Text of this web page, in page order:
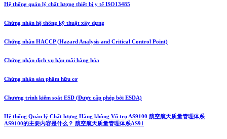
Hệ thống quản lý chất lượng thiết bị y tế ISO13485
Chứng nhận hệ thống kỹ thuật xây dựng
Chứng nhận HACCP (Hazard Analysis and Critical Control Point)
Chứng nhận dịch vụ hậu mãi hàng hóa
Chứng nhận sản phẩm hữu cơ
Chương trình kiểm soát ESD (Được cấp phép bởi ESDA)
Hệ thống Quản lý Chất lượng Hàng không Vũ trụ AS9100 航空航天质量管理体系
AS9100的主要内容是什么？ 航空航天质量管理体系AS91